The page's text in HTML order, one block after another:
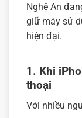
Nghệ An
giữ máy sử
hiện đại.
1. Khi
thoại
Với nhiều